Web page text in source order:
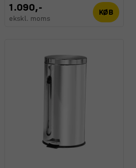
1.090,-
ekskl. moms
KØB